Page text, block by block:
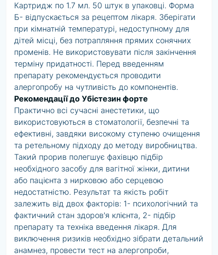
Картридж по 1.7 мл. 50 штук в упаковці. Форма
Б- відпускається за рецептом лікаря. Зберігати
при кімнатній температурі, недоступному для
дітей місці, без потрапляння прямих сонячних
променів. Не використовувати після закінчення
терміну придатності. Перед введенням
препарату рекомендується проводити
алергопробу на чутливість до компонентів.
Рекомендації до Убістезин форте
Практично всі сучасні анестетики, що
використовуються в стоматології, безпечні та
ефективні, завдяки високому ступеню очищення
та ретельному підходу до методу виробництва.
Такий прорив полегшує фахівцю підбір
необхідного засобу для вагітної жінки, дитини
або пацієнта з нирковою або серцевою
недостатністю. Результат та якість робіт
залежить від двох факторів: 1- психологічний та
фактичний стан здоров'я клієнта, 2- підбір
препарату та техніка введення лікаря. Для
виключення ризиків необхідно зібрати детальний
анамнез, провести тест на алергопроби,